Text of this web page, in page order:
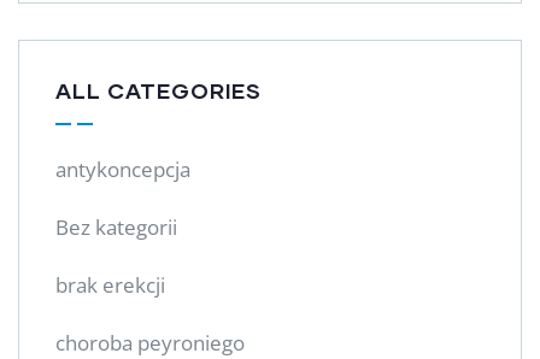
ALL CATEGORIES
antykoncepcja
Bez kategorii
brak erekcji
choroba peyroniego